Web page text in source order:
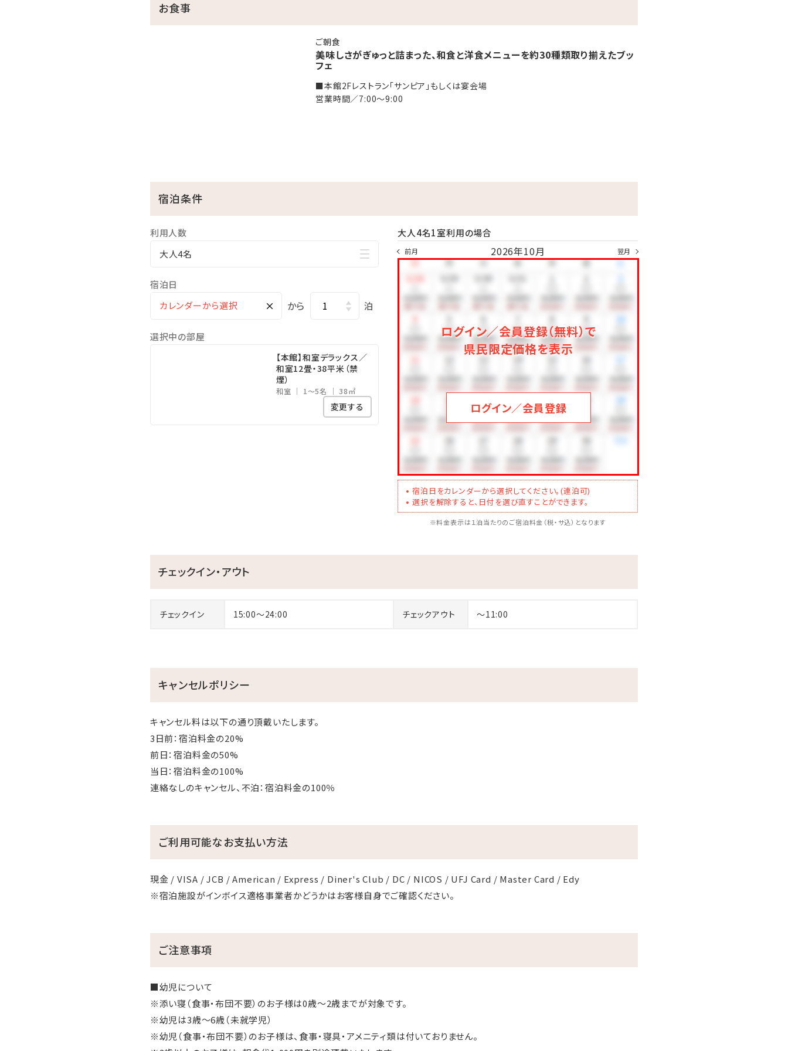
●ホテル駐車場無料
営業時間／6:30～23:00（最終受付22:30）
※刺青やタトゥーをされている方（タトゥーシールも含む）のご入浴をお断りしております。
・広々としたスペースは、リモートワークの利用も可能です。
□幼児について
※幼児（食事・布団不要）のお子様は、食事・寝具・アメニティ類は付いておりません。
□ホテル敷地内で楽しめる！遊びメニューをご紹介（※有料）
スポーツや知育ゲームなどが遊び放題♪大人も子供も一緒に体を動かしてリフレッシュ！
4歳からご利用可能です。家族・友人と森の中を駆け抜けよう！
ヨナグニウマと触れ合えるプログラムをご用意しております。
◆その他、館内施設の最新の営業詳細については、ホテル公式ホームページをご確認ください。
お食事
ご朝食
美味しさがぎゅっと詰まった、和食と洋食メニューを約30種類取り揃えたブッ
フェ
■本館2Fレストラン「サンピア」もしくは宴会場
営業時間／7:00～9:00
宿泊条件
利用人数
大人4名
宿泊日
× から 泊
選択中の部屋
【本館】和室デラックス／
和室12畳・38平米（禁
煙）
和室 1～5名 38㎡
変更する
大人4名1室利用の場合
前月 2026年10月 翌月
ログイン／会員登録（無料）で
県民限定価格を表示
ログイン／会員登録
宿泊日をカレンダーから選択してください。(連泊可)
選択を解除すると、日付を選び直すことができます。
※料金表示は１泊当たりのご宿泊料金（税・サ込）となります
チェックイン・アウト
チェックイン 15:00～24:00 チェックアウト ～11:00
キャンセルポリシー
キャンセル料は以下の通り頂戴いたします。
3日前：宿泊料金の20%
前日：宿泊料金の50%
当日：宿泊料金の100%
連絡なしのキャンセル、不泊：宿泊料金の100％
ご利用可能なお支払い方法
現金 / VISA / JCB / American / Express / Diner's Club / DC / NICOS / UFJ Card / Master Card / Edy
※宿泊施設がインボイス適格事業者かどうかはお客様自身でご確認ください。
ご注意事項
■幼児について
※添い寝（食事・布団不要）のお子様は0歳～2歳までが対象です。
※幼児は3歳～6歳（未就学児）
※幼児（食事・布団不要）のお子様は、食事・寝具・アメニティ類は付いておりません。